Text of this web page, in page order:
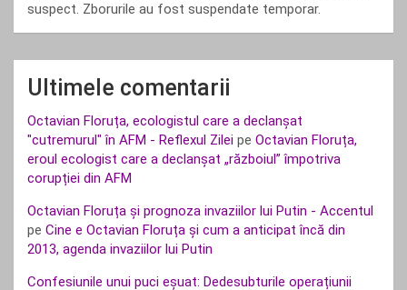
suspect. Zborurile au fost suspendate temporar.
Ultimele comentarii
Octavian Floruța, ecologistul care a declanșat
"cutremurul" în AFM - Reflexul Zilei pe Octavian Floruța,
eroul ecologist care a declanșat „războiul” împotriva
corupției din AFM
Octavian Floruța și prognoza invaziilor lui Putin - Accentul
pe Cine e Octavian Floruța și cum a anticipat încă din
2013, agenda invaziilor lui Putin
Confesiunile unui puci eșuat: Dedesubturile operațiunii